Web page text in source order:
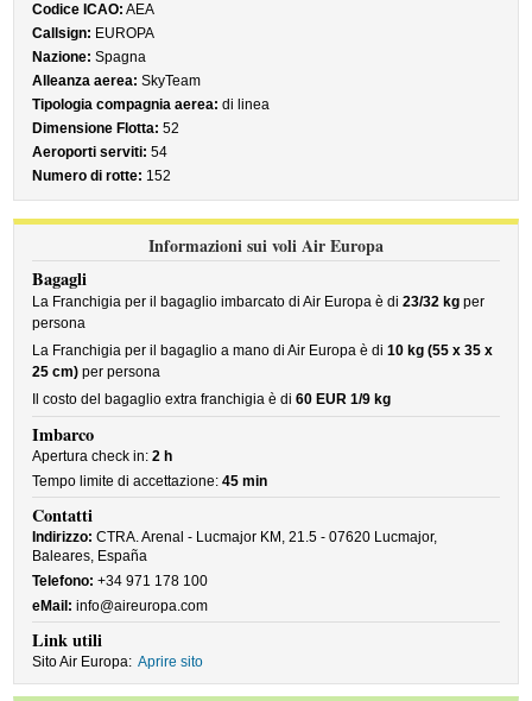
Codice ICAO: AEA
Callsign: EUROPA
Nazione: Spagna
Alleanza aerea: SkyTeam
Tipologia compagnia aerea: di linea
Dimensione Flotta: 52
Aeroporti serviti: 54
Numero di rotte: 152
Informazioni sui voli Air Europa
Bagagli
La Franchigia per il bagaglio imbarcato di Air Europa è di23/32 kg per
persona
La Franchigia per il bagaglio a mano di Air Europa è di10 kg (55 x 35 x
25 cm) per persona
Il costo del bagaglio extra franchigia è di60 EUR 1/9 kg
Imbarco
Apertura check in:2 h
Tempo limite di accettazione:45 min
Contatti
Indirizzo: CTRA. Arenal - Lucmajor KM, 21.5 - 07620 Lucmajor,
Baleares, España
Telefono: +34 971 178 100
eMail: info@aireuropa.com
Link utili
Sito Air Europa: Aprire sito